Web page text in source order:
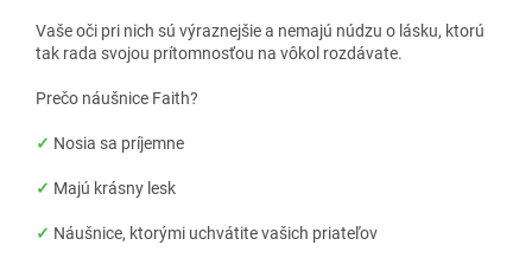
Vaše oči pri nich sú výraznejšie a nemajú núdzu o lásku, ktorú
tak rada svojou prítomnosťou na vôkol rozdávate.
Prečo náušnice Faith?
✓ Nosia sa príjemne
✓ Majú krásny lesk
✓ Náušnice, ktorými uchvátite vašich priateľov